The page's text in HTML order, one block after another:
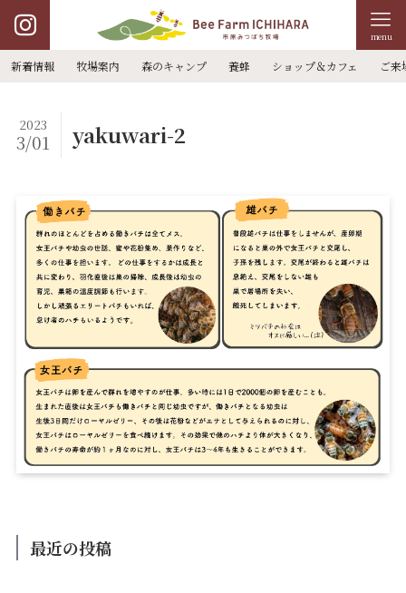
menu
新着情報 牧場案内 森のキャンプ 養蜂 ショップ＆カフェ ご来
yakuwari-2
2023
3/01
最近の投稿